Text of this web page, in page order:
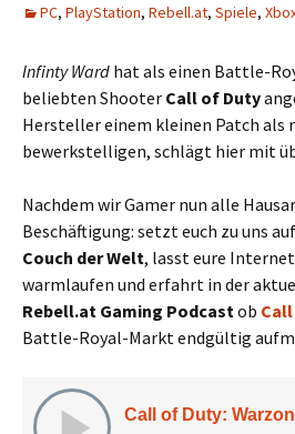
PC, PlayStation, Rebell.at, Spiele,
Infinty Ward hat als einen Battle-
beliebten Shooter Call of Duty
Hersteller einem kleinen Patch als
bewerkstelligen, schlägt hier mit
Nachdem wir Gamer nun alle
Beschäftigung: setzt euch zu uns
Couch der Welt, lasst eure
warmlaufen und erfahrt in der
Rebell.at Gaming Podcastob
Battle-Royal-Markt endgültig